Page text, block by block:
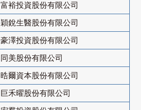
富裕投資股份有限公司
穎銳生醫股份有限公司
豪澤投資股份有限公司
同美股份有限公司
晧爾資本股份有限公司
巨禾曜股份有限公司